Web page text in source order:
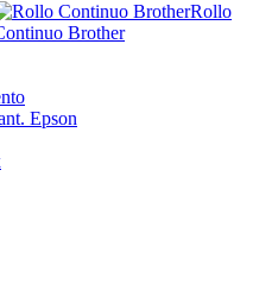
Rollo
Brother
Epson